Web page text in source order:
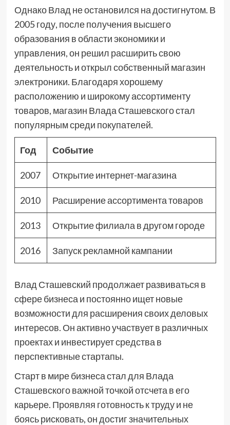
Однако Влад не остановился на достигнутом. В
2005 году, после получения высшего
образования в области экономики и
управления, он решил расширить свою
деятельность и открыл собственный магазин
электроники. Благодаря хорошему
расположению и широкому ассортименту
товаров, магазин Влада Сташевского стал
популярным среди покупателей.
Год Событие
2007 Открытие интернет-магазина
2010 Расширение ассортимента товаров
2013 Открытие филиала в другом городе
2016 Запуск рекламной кампании
Влад Сташевский продолжает развиваться в
сфере бизнеса и постоянно ищет новые
возможности для расширения своих деловых
интересов. Он активно участвует в различных
проектах и инвестирует средства в
перспективные стартапы.
Старт в мире бизнеса стал для Влада
Сташевского важной точкой отсчета в его
карьере. Проявляя готовность к труду и не
боясь рисковать, он достиг значительных